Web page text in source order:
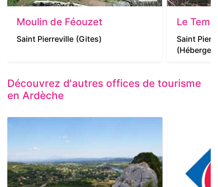
Moulin de Féouzet
Saint Pierreville (Gites)
Le
Saint
Découvrez d'autres offices de tourisme
en Ardèche